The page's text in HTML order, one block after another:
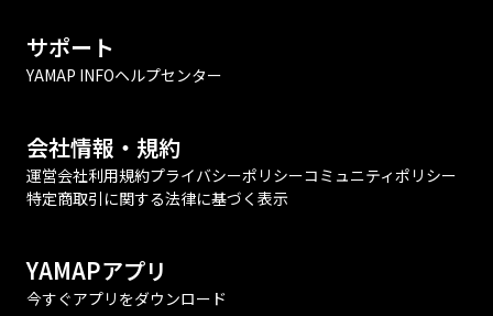
サポート
YAMAP INFOヘルプセンター
会社情報・規約
運営会社利用規約プライバシーポリシーコミュニティポリシー
特定商取引に関する法律に基づく表示
YAMAPアプリ
今すぐアプリをダウンロード